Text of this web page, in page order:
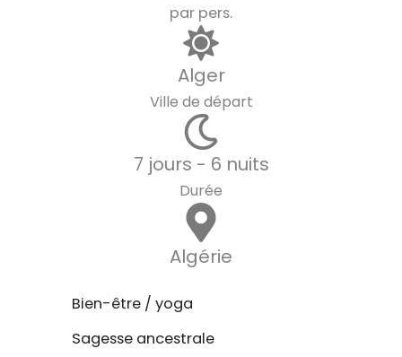
par pers.
Alger
Ville de départ
7 jours - 6 nuits
Durée
Algérie
Bien-être / yoga
Sagesse ancestrale